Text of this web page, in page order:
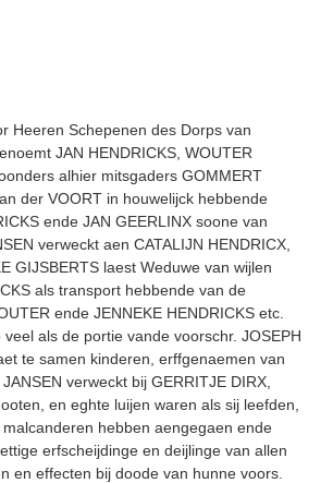
Heeren Schepenen des Dorps van
JAN HENDRICKS, WOUTER
alhier mitsgaders GOMMERT
der VOORT in houwelijck hebbende
ende JAN GEERLINX soone van
verweckt aen CATALIJN HENDRICX,
GIJSBERTS laest Weduwe van wijlen
als transport hebbende van de
ende JENNEKE HENDRICKS etc.
als de portie vande voorschr. JOSEPH
te samen kinderen, erffgenaemen van
verweckt bij GERRITJE DIRX,
en eghte luijen waren als sij leefden,
hebben aengegaen ende
erfscheijdinge en deijlinge van allen
en effecten bij doode van hunne voors.